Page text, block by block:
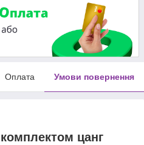
Оплата Умови повернення
цанг